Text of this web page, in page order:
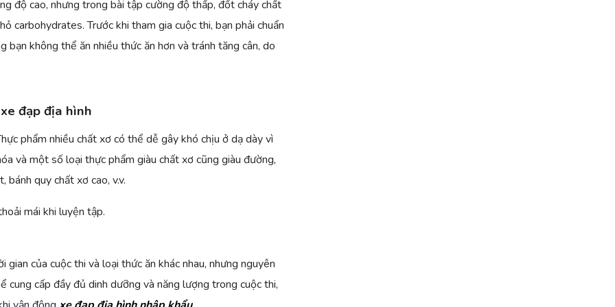
độ cao, nhưng trong bài tập cường độ thấp, đốt cháy chất
carbohydrates. Trước khi tham gia cuộc thi, bạn phải chuẩn
không thể ăn nhiều thức ăn hơn và tránh tăng cân, do
đạp địa hình
phẩm nhiều chất xơ có thể dễ gây khó chịu ở dạ dày vì
và một số loại thực phẩm giàu chất xơ cũng giàu đường,
bánh quy chất xơ cao, v.v.
mái khi luyện tập.
của cuộc thi và loại thức ăn khác nhau, nhưng nguyên
cung cấp đầy đủ dinh dưỡng và năng lượng trong cuộc thi,